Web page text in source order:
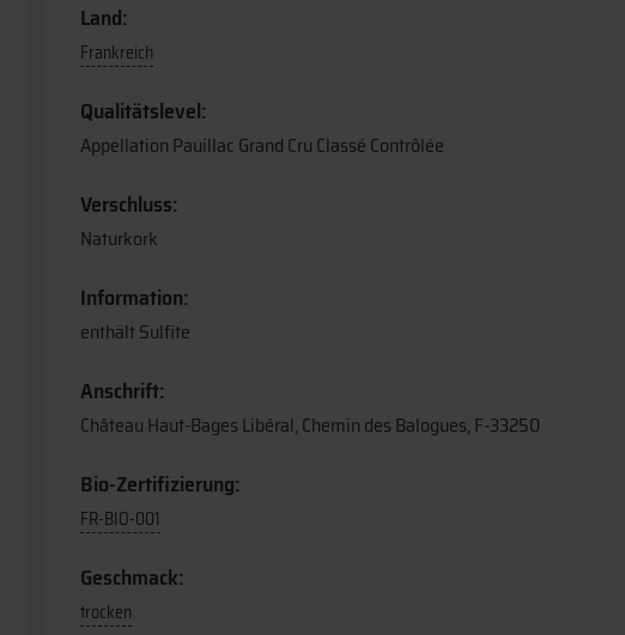
Land:
Frankreich
Qualitätslevel:
Appellation Pauillac Grand Cru Classé Contrôlée
Verschluss:
Naturkork
Information:
enthält Sulfite
Anschrift:
Château Haut-Bages Libéral, Chemin des Balogues, F-33250
Bio-Zertifizierung:
FR-BIO-001
Geschmack:
trocken